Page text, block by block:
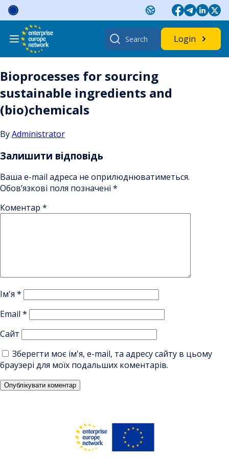
Skip
content
Search
for:
Login
Bioprocesses for sourcing
sustainable ingredients and
(bio)chemicals
ByAdministrator
Залишити відповідь
Ваша e-mail адреса не оприлюднюватиметься.
Обов’язкові поля позначені *
Коментар *
Ім'я *
Email *
Сайт
Зберегти моє ім'я, e-mail, та адресу сайту в цьому
браузері для моїх подальших коментарів.